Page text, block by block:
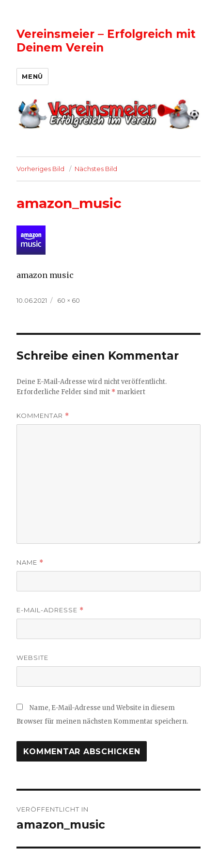
Vereinsmeier – Erfolgreich mit
Deinem Verein
MENÜ
Vorheriges Bild Nächstes Bild
amazon_music
amazon music
Veröffentlicht
10.06.2021
Volle
60 × 60
Schreibe einen Kommentar
Deine E-Mail-Adresse wird nicht veröffentlicht.
Erforderliche Felder sind mit * markiert
KOMMENTAR *
NAME *
E-MAIL-ADRESSE *
WEBSITE
Name, E-Mail-Adresse und Website in diesem
Browser für meinen nächsten Kommentar speichern.
VERÖFFENTLICHT IN
amazon_music